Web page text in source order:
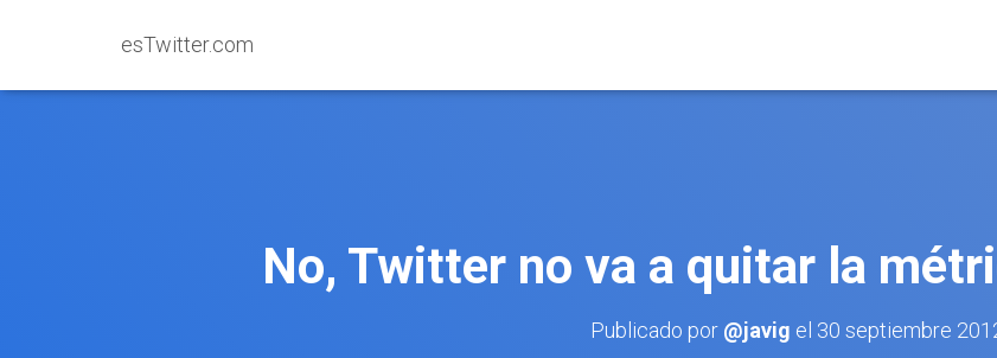
esTwitter.com
No, Twitter no va a quitar la
Publicado por @javig el 30 septiembre